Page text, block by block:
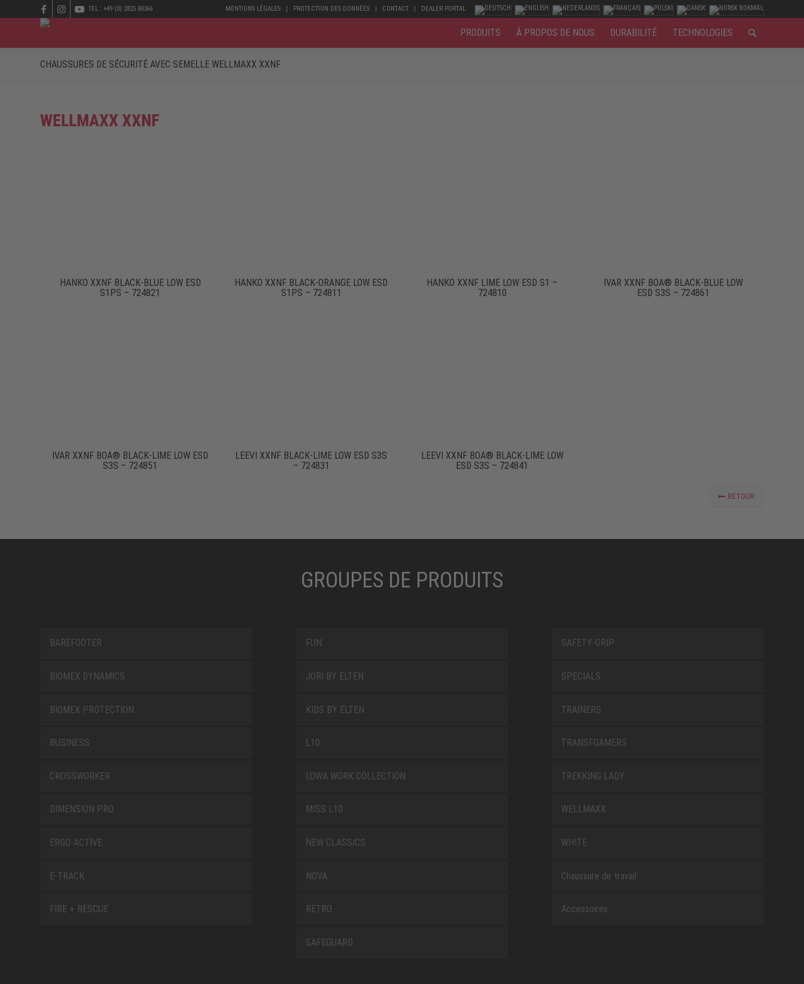
MENTIONS LÉGALES PROTECTION DES DONNÉES CONTACT DEALER PORTAL
TEL.: +49 (0) 2825 80366
PRODUITS À PROPOS DE NOUS DURABILITÉ TECHNOLOGIES
CHAUSSURES DE SÉCURITÉ AVEC SEMELLE WELLMAXX XXNF
WELLMAXX XXNF
HANKO XXNF BLACK-BLUE LOW ESD
S1PS – 724821
HANKO XXNF BLACK-ORANGE LOW ESD
S1PS – 724811
HANKO XXNF LIME LOW ESD S1 –
724810
IVAR XXNF BOA® BLACK-BLUE LOW
ESD S3S – 724861
IVAR XXNF BOA® BLACK-LIME LOW ESD
S3S – 724851
LEEVI XXNF BLACK-LIME LOW ESD S3S
– 724831
LEEVI XXNF BOA® BLACK-LIME LOW
ESD S3S – 724841
RETOUR
GROUPES DE PRODUITS
BAREFOOTER
BIOMEX DYNAMICS
BIOMEX PROTECTION
BUSINESS
CROSSWORKER
DIMENSION PRO
ERGO-ACTIVE
E-TRACK
FIRE + RESCUE
FUN
JORI BY ELTEN
KIDS BY ELTEN
L10
LOWA WORK COLLECTION
MISS L10
NEW CLASSICS
NOVA
RETRO
SAFEGUARD
SAFETY-GRIP
SPECIALS
TRAINERS
TRANSFOAMERS
TREKKING LADY
WELLMAXX
WHITE
Chaussure de travail
Accessoires